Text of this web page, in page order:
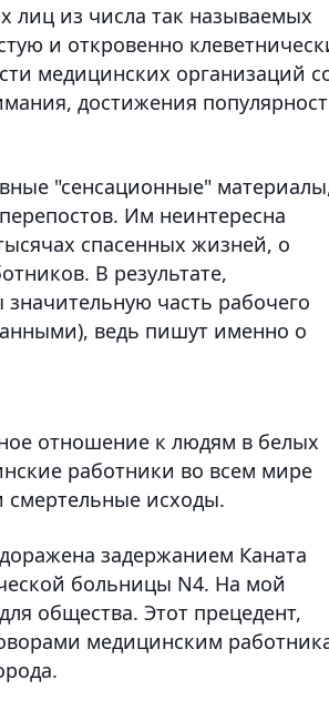
лиц из числа так называемых
и откровенно
медицинских организаций
достижения
"сенсационные"
Им неинтересна
спасенных жизней, о
В результате,
часть рабочего
ведь пишут именно о
отношение к людям в белых
работники во всем мире
исходы.
задержанием Каната
больницы N4. На мой
общества. Этот прецедент,
медицинским